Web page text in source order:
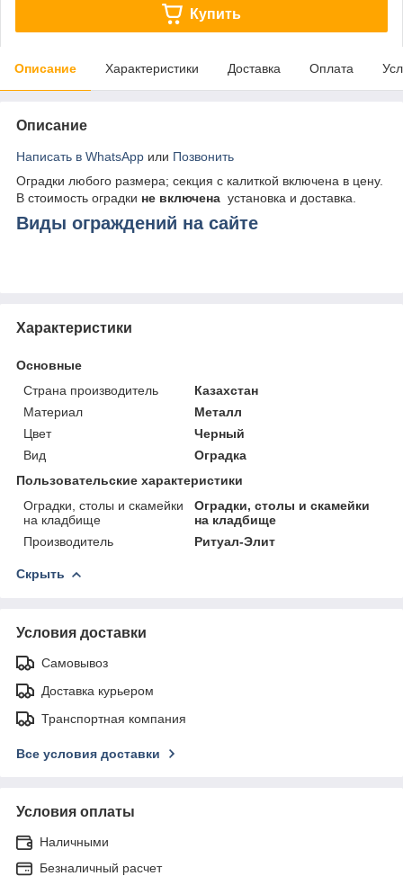
Купить
Описание Характеристики Доставка Оплата
Описание
Написать в WhatsApp или Позвонить
Оградки любого размера; секция с калиткой включена в цену.
В стоимость оградки не включена установка и доставка.
Виды ограждений на сайте
Характеристики
Основные
Страна производитель
Казахстан
Материал
Металл
Цвет
Черный
Вид
Оградка
Пользовательские характеристики
Оградки, столы и скамейки
на кладбище
Оградки, столы и скамейки
на кладбище
Производитель
Ритуал-Элит
Скрыть
Условия доставки
Самовывоз
Доставка курьером
Транспортная компания
Все условия доставки
Условия оплаты
Наличными
Безналичный расчет